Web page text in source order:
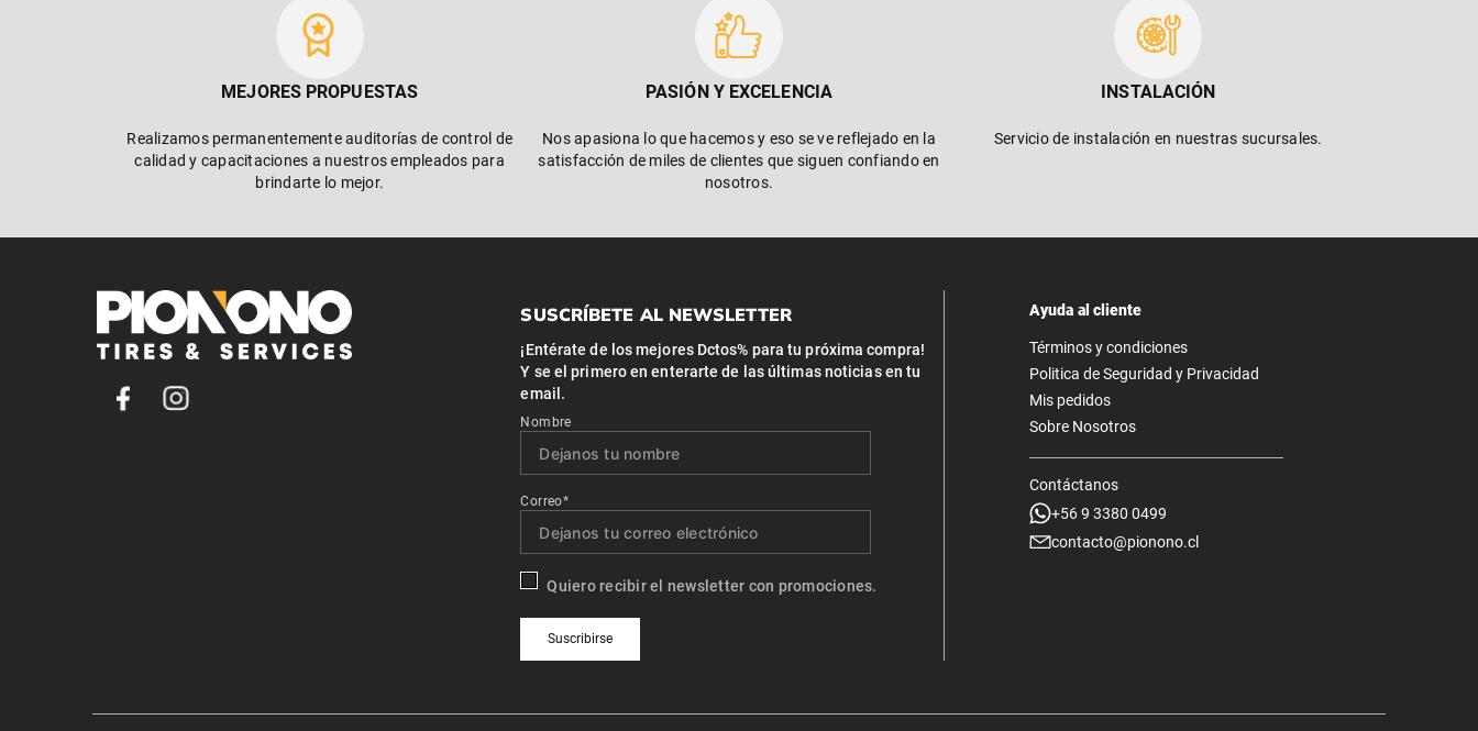
MEJORES PROPUESTAS
Realizamos permanentemente auditorías de control de
calidad y capacitaciones a nuestros empleados para
brindarte lo mejor.
PASIÓN Y EXCELENCIA
Nos apasiona lo que hacemos y eso se ve reflejado en la
satisfacción de miles de clientes que siguen confiando en
nosotros.
INSTALACIÓN
Servicio de instalación en nuestras sucursales.
SUSCRÍBETE AL NEWSLETTER
¡Entérate de los mejores Dctos% para tu próxima compra!
Y se el primero en enterarte de las últimas noticias en tu
email.
Nombre
Correo*
Quiero recibir el newsletter con promociones.
Suscribirse
Ayuda al cliente
Términos y condiciones
Politica de Seguridad y Privacidad
Mis pedidos
Sobre Nosotros
Contáctanos
+56 9 3380 0499
contacto@pionono.cl